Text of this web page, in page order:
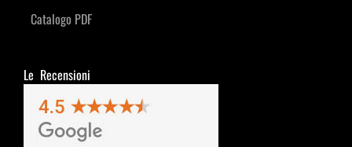
Catalogo PDF
Le Recensioni